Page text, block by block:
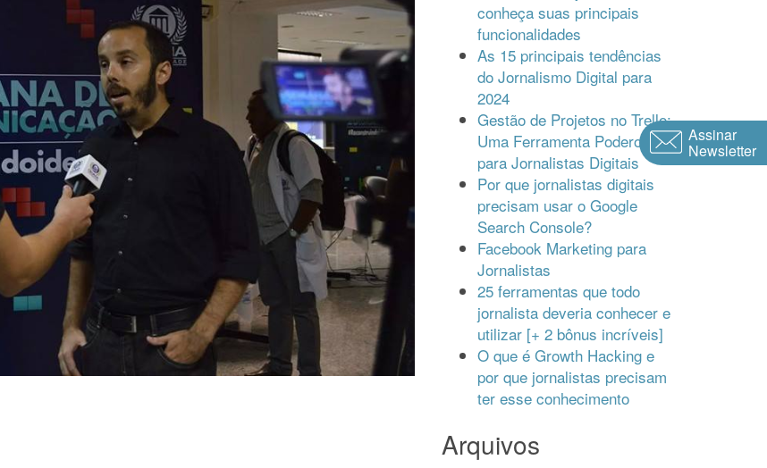
Assinar
Newsletter
conheça suas principais
funcionalidades
As 15 principais tendências
do Jornalismo Digital para
2024
Gestão de Projetos no Trello:
Uma Ferramenta Poderosa
para Jornalistas Digitais
Por que jornalistas digitais
precisam usar o Google
Search Console?
Facebook Marketing para
Jornalistas
25 ferramentas que todo
jornalista deveria conhecer e
utilizar [+ 2 bônus incríveis]
O que é Growth Hacking e
por que jornalistas precisam
ter esse conhecimento
Arquivos